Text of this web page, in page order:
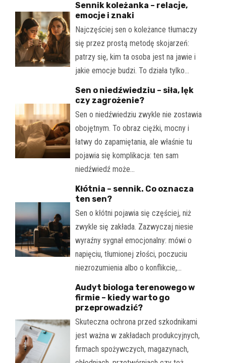
Sennik koleżanka – relacje,
emocje i znaki
Najczęściej sen o koleżance tłumaczy
się przez prostą metodę skojarzeń:
patrzy się, kim ta osoba jest na jawie i
jakie emocje budzi. To działa tylko…
Sen o niedźwiedziu – siła, lęk
czy zagrożenie?
Sen o niedźwiedziu zwykle nie zostawia
obojętnym. To obraz ciężki, mocny i
łatwy do zapamiętania, ale właśnie tu
pojawia się komplikacja: ten sam
niedźwiedź może…
Kłótnia – sennik. Co oznacza
ten sen?
Sen o kłótni pojawia się częściej, niż
zwykle się zakłada. Zazwyczaj niesie
wyraźny sygnał emocjonalny: mówi o
napięciu, tłumionej złości, poczuciu
niezrozumienia albo o konflikcie,…
Audyt biologa terenowego w
firmie – kiedy warto go
przeprowadzić?
Skuteczna ochrona przed szkodnikami
jest ważna w zakładach produkcyjnych,
firmach spożywczych, magazynach,